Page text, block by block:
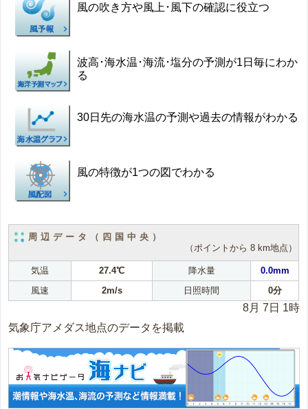
風の吹き方や風上･風下の確認に役立つ
波高･海水温･海流･塩分の予測が1日毎にわか
る
30日先の海水温の予測や過去の情報がわかる
風の特徴が1つの図でわかる
周辺データ（四国中央）
（ポイントから 8 km地点）
気温 27.4℃ 降水量
0.0mm
風速
2m/s 日照時間 0分
8月 7日 1時
気象庁アメダス地点のデータを掲載